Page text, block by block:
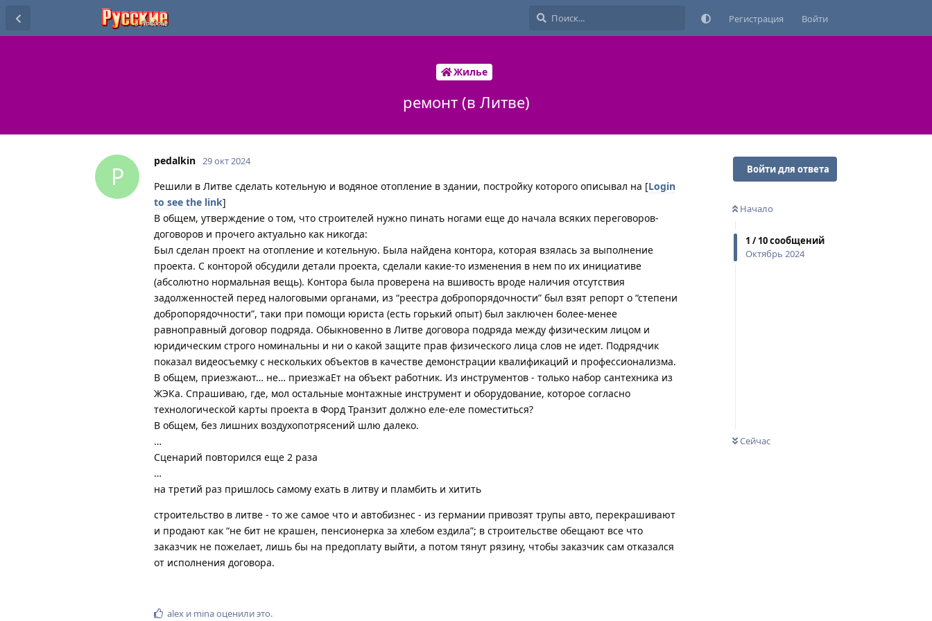
Регистрация Войти
Жилье
ремонт (в Литве)
Войти для ответа
Начало
1 /10сообщений
Октябрь 2024
Сейчас
P
pedalkin 29 окт 2024
Решили в Литве сделать котельную и водяное отопление в здании, постройку которого описывал на [Login
to see the link]
В общем, утверждение о том, что строителей нужно пинать ногами еще до начала всяких переговоров-
договоров и прочего актуально как никогда:
Был сделан проект на отопление и котельную. Была найдена контора, которая взялась за выполнение
проекта. С конторой обсудили детали проекта, сделали какие-то изменения в нем по их инициативе
(абсолютно нормальная вещь). Контора была проверена на вшивость вроде наличия отсутствия
задолженностей перед налоговыми органами, из “реестра добропорядочности” был взят репорт о “степени
добропорядочности”, таки при помощи юриста (есть горький опыт) был заключен более-менее
равноправный договор подряда. Обыкновенно в Литве договора подряда между физическим лицом и
юридическим строго номинальны и ни о какой защите прав физического лица слов не идет. Подрядчик
показал видеосъемку с нескольких объектов в качестве демонстрации квалификаций и профессионализма.
В общем, приезжают… не… приезжаЕт на объект работник. Из инструментов - только набор сантехника из
ЖЭКа. Спрашиваю, где, мол остальные монтажные инструмент и оборудование, которое согласно
технологической карты проекта в Форд Транзит должно еле-еле поместиться?
В общем, без лишних воздухопотрясений шлю далеко.
…
Сценарий повторился еще 2 раза
…
на третий раз пришлось самому ехать в литву и пламбить и хитить
строительство в литве - то же самое что и автобизнес - из германии привозят трупы авто, перекрашивают
и продают как “не бит не крашен, пенсионерка за хлебом ездила”; в строительстве обещают все что
заказчик не пожелает, лишь бы на предоплату выйти, а потом тянут рязину, чтобы заказчик сам отказался
от исполнения договора.
alex и minaоценили это.